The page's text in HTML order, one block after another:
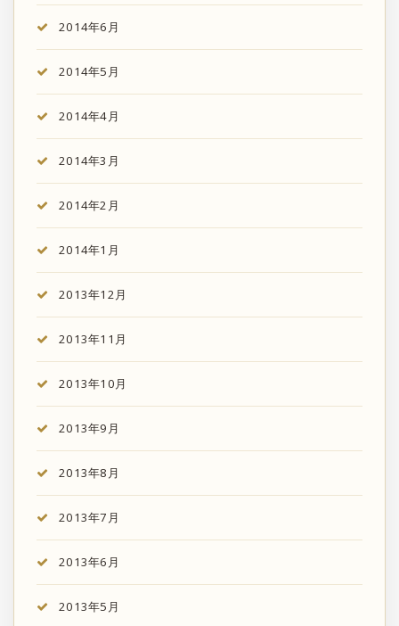
2014年6月
2014年5月
2014年4月
2014年3月
2014年2月
2014年1月
2013年12月
2013年11月
2013年10月
2013年9月
2013年8月
2013年7月
2013年6月
2013年5月